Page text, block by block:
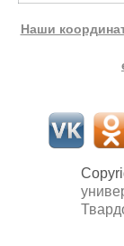
Наши